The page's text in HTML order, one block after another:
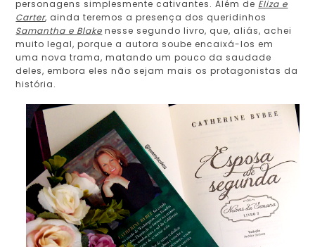
personagens simplesmente cativantes. Além de Eliza e
Carter, ainda teremos a presença dos queridinhos
Samantha e Blake nesse segundo livro, que, aliás, achei
muito legal, porque a autora soube encaixá-los em
uma nova trama, matando um pouco da saudade
deles, embora eles não sejam mais os protagonistas da
história.